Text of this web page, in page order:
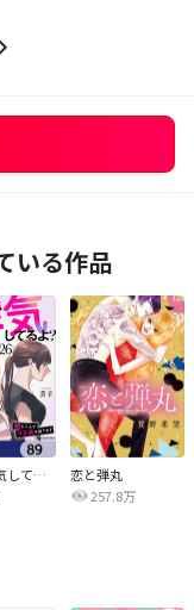
いる作品
パパ、浮気してるよ？娘と二人でクズ夫を捨てます【分冊版】
恋と弾丸
257.8万